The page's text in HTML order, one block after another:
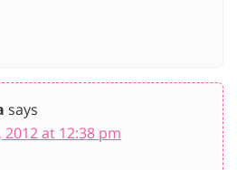
says
2012 at 12:38 pm